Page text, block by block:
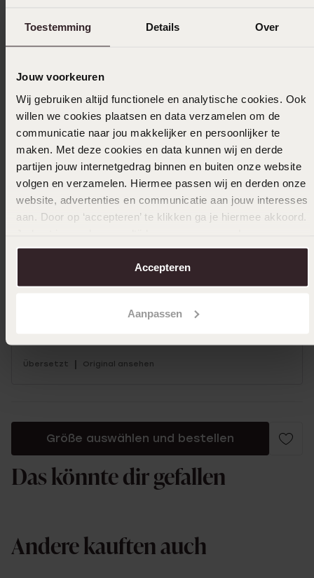
Toestemming Details Over
Jouw voorkeuren
Wij gebruiken altijd functionele en analytische cookies. Ook
willen we cookies plaatsen en data verzamelen om de
communicatie naar jou makkelijker en persoonlijker te
maken. Met deze cookies en data kunnen wij en derde
partijen jouw internetgedrag binnen en buiten onze website
volgen en verzamelen. Hiermee passen wij en derden onze
website, advertenties en communicatie aan jouw interesses
aan. Door op ‘accepteren’ te klikken ga je hiermee akkoord.
over in onscookiebeleid.
Accepteren
Aanpassen
0.0%
1
Gesammelt unter den
Trusted shops
Filter
12-06-2024 - Merel A.
Hübsche Halskette, bleibt auch schön an
Ort und Stelle
Übersetzt | Original ansehen
Übersetzt | Original ansehen
Größe auswählen und bestellen
Das könnte dir gefallen
Andere kauften auch